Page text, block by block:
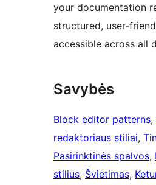
your documentation
structured, user-
accessible across all
Savybės
Block editor patterns,
redaktoriaus stiliai,
Pasirinktinės spalvos,
stilius, Švietimas,